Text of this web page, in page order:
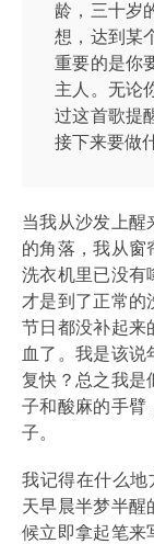
龄，三十岁
想，达到某
重要的是你
主人。无论
过这首歌提
接下来要做
当我从沙发上醒
的角落，我从窗
洗衣机里已没有
才是到了正常的
节日都没补起来
血了。我是该说
复快？总之我是
子和酸麻的手臂
子。
我记得在什么地
天早晨半梦半醒
候立即拿起笔来